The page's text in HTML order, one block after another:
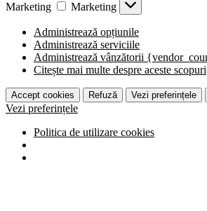
Marketing
Marketing
Administrează opțiunile
Administrează serviciile
Administrează vânzătorii
Citește mai multe despre aceste scopuri
Accept cookies Refuză Vezi preferințele
Vezi preferințele
Politica de utilizare cookies